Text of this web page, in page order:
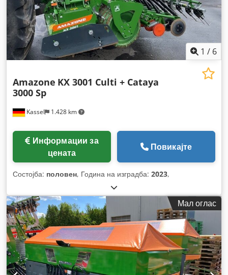
1 / 6
Kassel 1.428 km
Amazone KX 3001 Culti + Cataya
3000 Sp
цената
Повикајте
Состојба: половен, Година на изградба: 2023,
Мал оглас